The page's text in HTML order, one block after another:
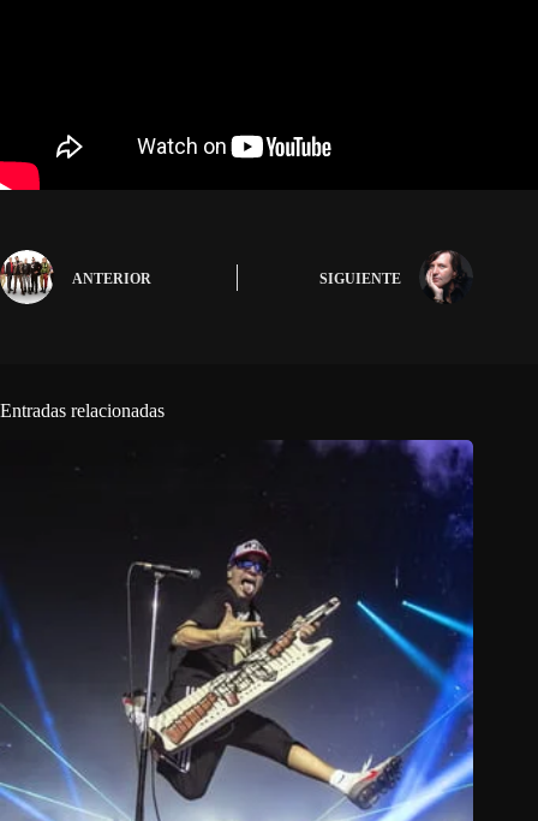
ANTERIOR SIGUIENTE
Entradas relacionadas